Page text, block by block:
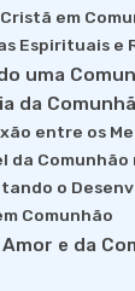
em
Espirituais e
uma
da
entre os
da
o
Comunhão
Amor e da